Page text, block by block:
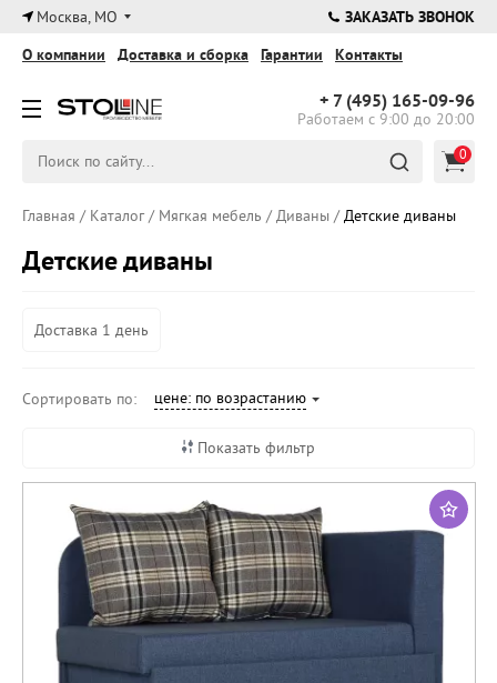
×
Москва, МО ЗАКАЗАТЬ ЗВОНОК
+ 7 (495) 165-09-96
Работаем с 9:00 до 20:00
О компании Доставка и сборка Гарантии Контакты
0
Главная / Каталог/ Мягкая мебель /Диваны /Детские диваны
Детские диваны
Доставка 1 день
Сортировать по: цене: по возрастанию
Показать фильтр